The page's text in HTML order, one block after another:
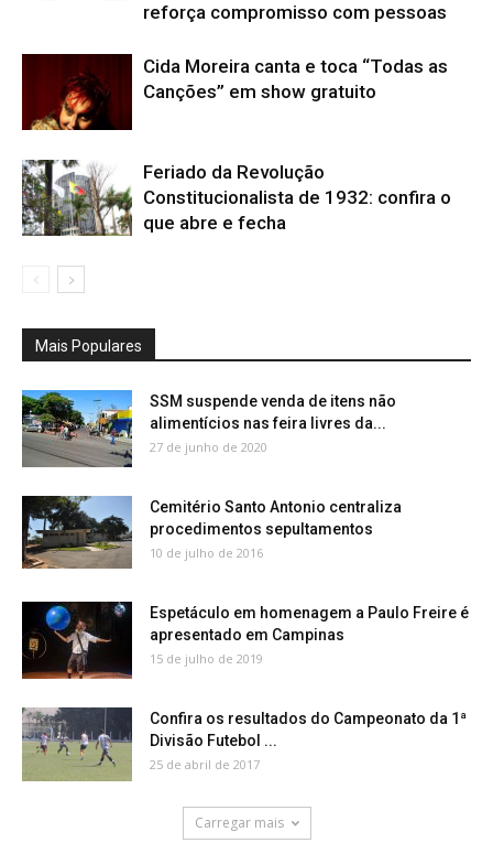
reforça compromisso com pessoas
Cida Moreira canta e toca “Todas as
Canções” em show gratuito
Feriado da Revolução
Constitucionalista de 1932: confira o
que abre e fecha
Mais Populares
SSM suspende venda de itens não
alimentícios nas feira livres da...
27 de junho de 2020
Cemitério Santo Antonio centraliza
procedimentos sepultamentos
10 de julho de 2016
Espetáculo em homenagem a Paulo Freire é
apresentado em Campinas
15 de julho de 2019
Confira os resultados do Campeonato da 1ª
Divisão Futebol ...
25 de abril de 2017
Carregar mais